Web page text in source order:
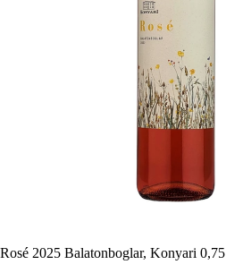
Rosé 2025 Balatonboglar, Konyari 0,75